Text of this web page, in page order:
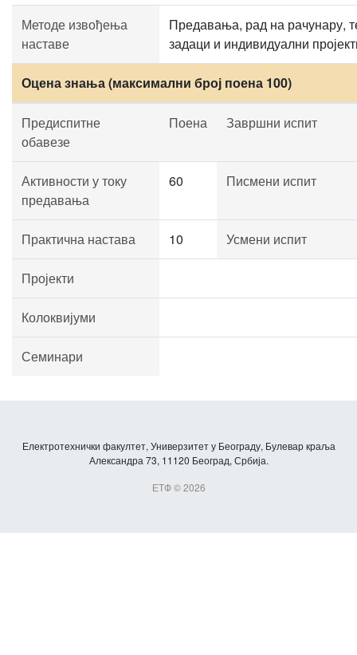
Методе извођења
наставе
Предавања, рад на рачунару,
задаци и индивидуални
Оцена знања (максимални број поена 100)
Предиспитне
обавезе
Поена Завршни испит
Активности у току
предавања
60 Писмени испит
Практична настава 10 Усмени испит
Пројекти
Колоквијуми
Семинари
Електротехнички факултет, Универзитет у Београду, Булевар краља
Александра 73, 11120 Београд, Србија.
ЕТФ © 2026